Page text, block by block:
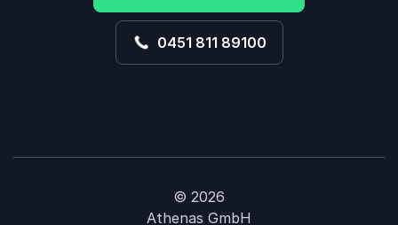
0451 811 89100
© 2026
Athenas GmbH